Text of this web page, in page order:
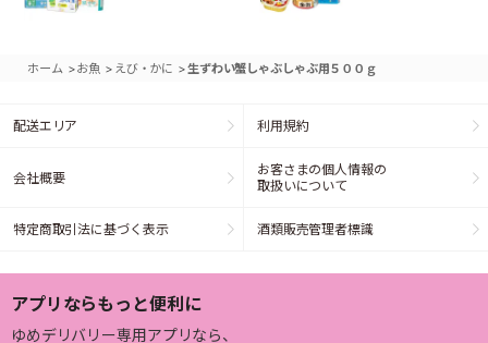
ホーム >お魚 > えび・かに >生ずわい蟹しゃぶしゃぶ用５００ｇ
配送エリア 利用規約
会社概要
お客さまの個人情報の
取扱いについて
特定商取引法に基づく表示 酒類販売管理者標識
アプリならもっと便利に
ゆめデリバリー専用アプリなら、